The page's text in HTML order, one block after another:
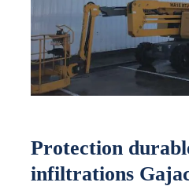
Protection
infiltrations